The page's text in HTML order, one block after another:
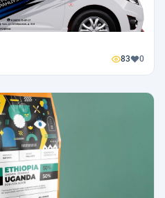
83 0